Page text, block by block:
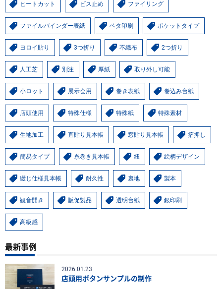
ヒートカット ビス止め ファイリング
ファイルバインダー表紙 ベタ印刷 ポケットタイプ
ヨロイ貼り 3つ折り 不織布 2つ折り
人工芝 別注 厚紙 取り外し可能
小ロット 展示会用 巻き表紙 巻込み台紙
店頭使用 特殊仕様 特殊紙 特殊素材
生地加工 直貼り見本帳 窓貼り見本帳 箔押し
簡易タイプ 糸巻き見本帳 紐 絵柄デザイン
綴じ仕様見本帳 耐久性 裏地 製本
観音開き 販促製品 透明台紙 銀印刷
高級感
最新事例
2026.01.23
店頭用ボタンサンプルの制作